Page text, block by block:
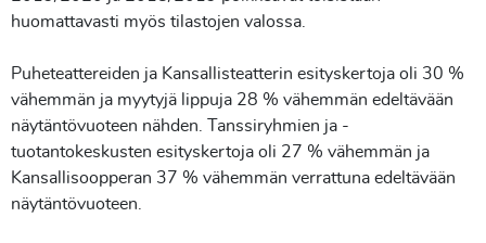
huomattavasti myös tilastojen valossa.
Puheteattereiden ja Kansallisteatterin esityskertoja oli 30 %
vähemmän ja myytyjä lippuja 28 % vähemmän edeltävään
näytäntövuoteen nähden. Tanssiryhmien ja -
tuotantokeskusten esityskertoja oli 27 % vähemmän ja
Kansallisoopperan 37 % vähemmän verrattuna edeltävään
näytäntövuoteen.